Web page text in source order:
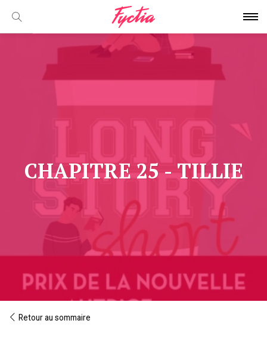
CHAPITRE 25 - TILLIE
Retour au sommaire